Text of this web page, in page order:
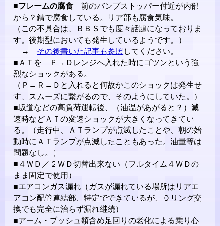
■フレームの腐食 前のバンプストッパー付近が内部
から？錆で腐食している。リア部も腐食気味。
（この不具合は、ＢＢＳでも度々話題になっておりま
す。後期型においても発生しているようです。）
→ その後書いた記事も参照 してください。
■ＡＴを Ｐ→Ｄレンジへ入れた時にゴツンという強
烈なショックがある。
（Ｐ→Ｒ→Ｄと入れると何故かこのショックは発生せ
す、スムーズに繋がるので、そのようにしていた。）
■坂道などの高負荷運転後、（油温があがると？）減
速時などＡＴの変速ショックが大きくなってきてい
る。（走行中、ＡＴランプが点滅したことや、朝の始
動時にＡＴランプが点滅したこともあった。油量等は
問題なし。）
■４ＷＤ／２ＷＤ切替出来ない（フルタイム４ＷＤの
まま固定で使用）
■エアコンガス漏れ（ガスが漏れている場所はリアエ
アコン配管連結部、特定でできているが、Ｏリング交
換でも完全に治らず漏れ継続）
■アーム・ブッシュ類含め足回りの老化による乗り心